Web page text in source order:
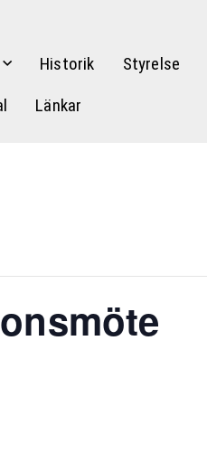
Historik Styrelse
Länkar